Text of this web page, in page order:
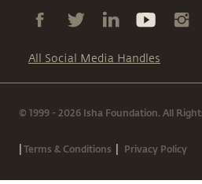
All Social Media Handles
© 1999 - 2026 Isha Foundation. All
|Terms & Conditions | Privacy Policy